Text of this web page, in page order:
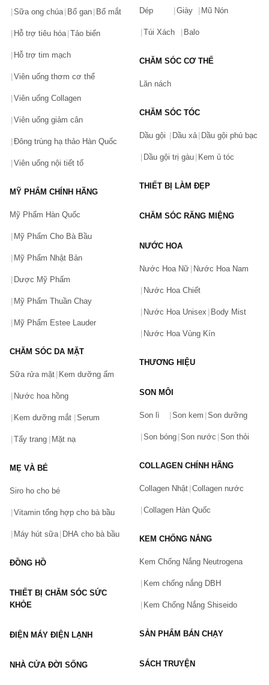
Bạn gặp vấn đề về sản phẩm hay mua hàng?
Hãy báo lỗi cho chúng tôi. Hoặc gọi cho chúng tôi qua số
Vấn đề(*)
Sữa ong chúa Bổ gan Bổ mắt
Hỗ trợ tiêu hóa Tảo biển
Hỗ trợ tim mạch
Viên uống thơm cơ thể
Viên uống Collagen
Viên uống giảm cân
Đông trùng hạ thảo Hàn Quốc
Viên uống nội tiết tố
MỸ PHẨM CHÍNH HÃNG
Mỹ Phẩm Hàn Quốc
Mỹ Phẩm Cho Bà Bầu
Mỹ Phẩm Nhật Bản
Dược Mỹ Phẩm
Mỹ Phẩm Thuần Chay
Mỹ Phẩm Estee Lauder
CHĂM SÓC DA MẶT
Sữa rửa mặt Kem dưỡng ẩm
Nước hoa hồng
Kem dưỡng mắt Serum
Tẩy trang Mặt nạ
MẸ VÀ BÉ
Siro ho cho bé
Vitamin tổng hợp cho bà bầu
Máy hút sữa DHA cho bà bầu
ĐỒNG HỒ
THIẾT BỊ CHĂM SÓC SỨC
KHỎE
ĐIỆN MÁY ĐIỆN LẠNH
NHÀ CỬA ĐỜI SỐNG
Dép Giày Mũ Nón
Túi Xách Balo
CHĂM SÓC CƠ THỂ
Lăn nách
CHĂM SÓC TÓC
Dầu gội Dầu xả Dầu gội phủ bạc
Dầu gội trị gàu Kem ủ tóc
THIẾT BỊ LÀM ĐẸP
CHĂM SÓC RĂNG MIỆNG
NƯỚC HOA
Nước Hoa Nữ Nước Hoa Nam
Nước Hoa Chiết
Nước Hoa Unisex Body Mist
Nước Hoa Vùng Kín
THƯƠNG HIỆU
SON MÔI
Son lì Son kem Son dưỡng
Son bóng Son nước Son thỏi
COLLAGEN CHÍNH HÃNG
Collagen Nhật Collagen nước
Collagen Hàn Quốc
KEM CHỐNG NẮNG
Kem Chống Nắng Neutrogena
Kem chống nắng DBH
Kem Chống Nắng Shiseido
SẢN PHẨM BÁN CHẠY
SÁCH TRUYỆN